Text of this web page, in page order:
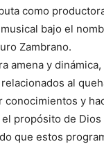
como
bajo el
Zambrano.
amena y
al
conocimientos y
propósito de
que estos